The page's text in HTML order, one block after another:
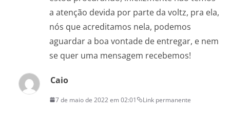
a atenção devida por parte da voltz, pra ela,
nós que acreditamos nela, podemos
aguardar a boa vontade de entregar, e nem
se quer uma mensagem recebemos!
Caio
7 de maio de 2022 em 02:01 Link permanente